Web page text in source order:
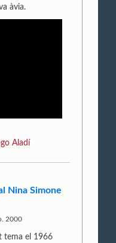
àvia.
Aladí
Nina Simone
2000
tema el 1966